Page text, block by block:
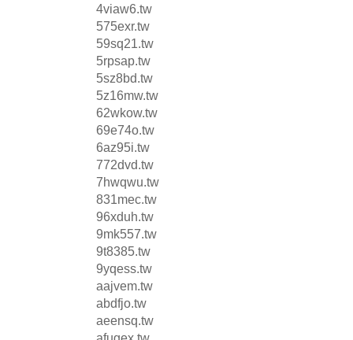
4viaw6.tw
575exr.tw
59sq21.tw
5rpsap.tw
5sz8bd.tw
5z16mw.tw
62wkow.tw
69e74o.tw
6az95i.tw
772dvd.tw
7hwqwu.tw
831mec.tw
96xduh.tw
9mk557.tw
9t8385.tw
9yqess.tw
aajvem.tw
abdfjo.tw
aeensq.tw